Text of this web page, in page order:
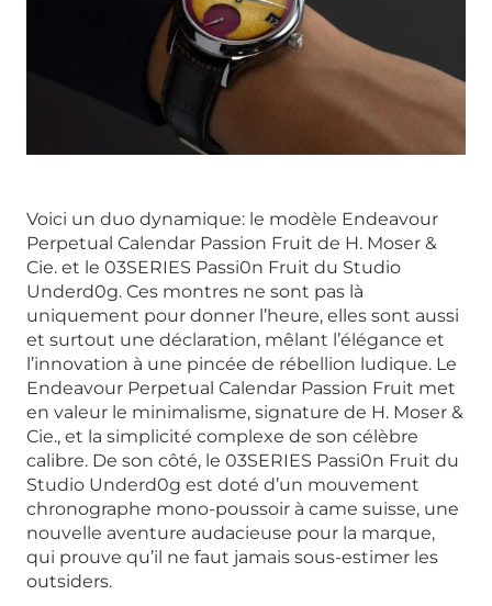
Voici un duo dynamique: le modèle Endeavour
Perpetual Calendar Passion Fruit de H. Moser &
Cie. et le 03SERIES Passi0n Fruit du Studio
Underd0g. Ces montres ne sont pas là
uniquement pour donner l’heure, elles sont aussi
et surtout une déclaration, mêlant l’élégance et
l’innovation à une pincée de rébellion ludique. Le
Endeavour Perpetual Calendar Passion Fruit met
en valeur le minimalisme, signature de H. Moser &
Cie., et la simplicité complexe de son célèbre
calibre. De son côté, le 03SERIES Passi0n Fruit du
Studio Underd0g est doté d’un mouvement
chronographe mono-poussoir à came suisse, une
nouvelle aventure audacieuse pour la marque,
qui prouve qu’il ne faut jamais sous-estimer les
outsiders.